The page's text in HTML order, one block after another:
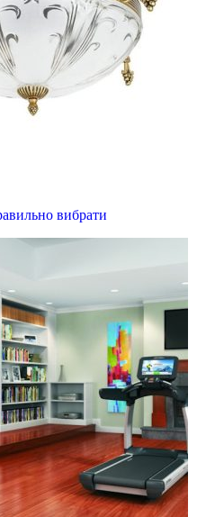
вибрати